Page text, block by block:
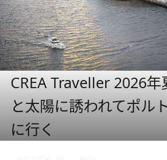
CREA Traveller 2026
と太陽に誘われてポル
に行く